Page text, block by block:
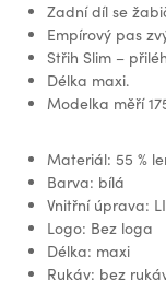
Zadní díl se
Empírový pas
Střih Slim –
Délka maxi.
Modelka měří
Materiál: 55 %
Barva: bílá
Vnitřní úprava:
Logo: Bez loga
Délka: maxi
Rukáv: bez